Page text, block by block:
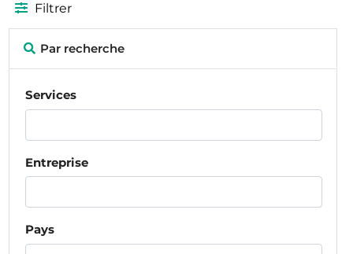
Filtrer
Par recherche
Services
Entreprise
Pays